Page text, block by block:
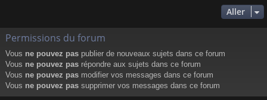
Aller
Permissions du forum
Vous ne pouvez pas publier de nouveaux sujets dans ce forum
Vous ne pouvez pas répondre aux sujets dans ce forum
Vous ne pouvez pas modifier vos messages dans ce forum
Vous ne pouvez pas supprimer vos messages dans ce forum